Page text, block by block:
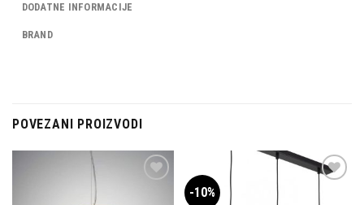
DODATNE INFORMACIJE
BRAND
POVEZANI PROIZVODI
-10%